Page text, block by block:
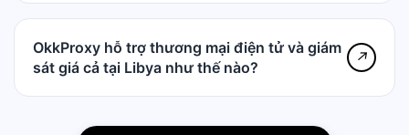
OkkProxy hỗ trợ thương mại điện tử và giám
sát giá cả tại Libya như thế nào?
↗